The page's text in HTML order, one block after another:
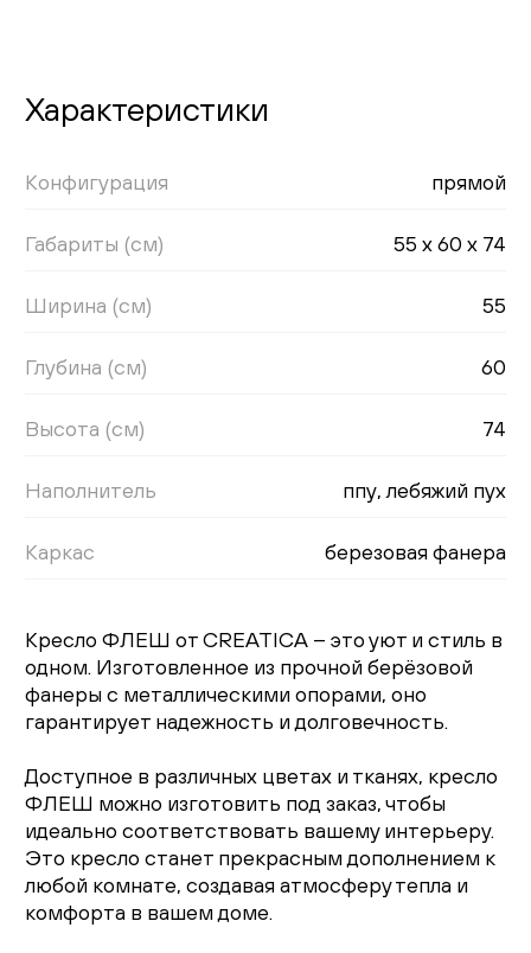
Характеристики
Конфигурация прямой
Габариты (см) 55 x 60 x 74
Ширина (см) 55
Глубина (см) 60
Высота (см) 74
Наполнитель ппу, лебяжий пух
Каркас березовая фанера
Кресло ФЛЕШ от CREATICA – это уют и стиль в
одном. Изготовленное из прочной берёзовой
фанеры с металлическими опорами, оно
гарантирует надежность и долговечность.
Доступное в различных цветах и тканях, кресло
ФЛЕШ можно изготовить под заказ, чтобы
идеально соответствовать вашему интерьеру.
Это кресло станет прекрасным дополнением к
любой комнате, создавая атмосферу тепла и
комфорта в вашем доме.